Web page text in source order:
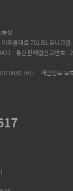
성
추홀대로 701 B1 유니크걸
통신판매업신고번호 :
8638-1617
개인정보 보